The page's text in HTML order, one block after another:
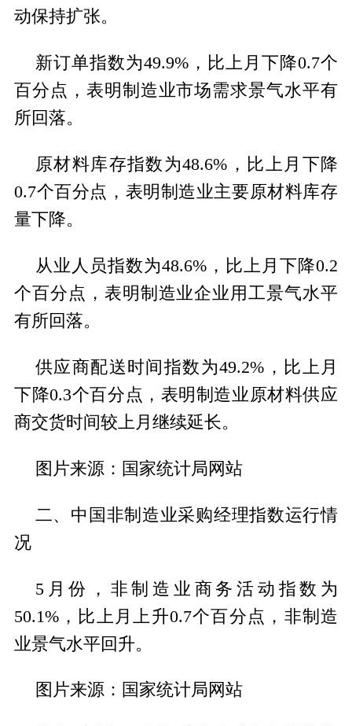
动保持扩张。
新订单指数为49.9%，比上月下降0.7个
百分点，表明制造业市场需求景气水平有
所回落。
原材料库存指数为48.6%，比上月下降
0.7个百分点，表明制造业主要原材料库存
量下降。
从业人员指数为48.6%，比上月下降0.2
个百分点，表明制造业企业用工景气水平
有所回落。
供应商配送时间指数为49.2%，比上月
下降0.3个百分点，表明制造业原材料供应
商交货时间较上月继续延长。
图片来源：国家统计局网站
二、中国非制造业采购经理指数运行情
况
5月份，非制造业商务活动指数为
50.1%，比上月上升0.7个百分点，非制造
业景气水平回升。
图片来源：国家统计局网站